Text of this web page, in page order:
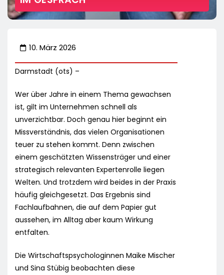
10. März 2026
Darmstadt (ots) –
Wer über Jahre in einem Thema gewachsen
ist, gilt im Unternehmen schnell als
unverzichtbar. Doch genau hier beginnt ein
Missverständnis, das vielen Organisationen
teuer zu stehen kommt. Denn zwischen
einem geschätzten Wissensträger und einer
strategisch relevanten Expertenrolle liegen
Welten. Und trotzdem wird beides in der Praxis
häufig gleichgesetzt. Das Ergebnis sind
Fachlaufbahnen, die auf dem Papier gut
aussehen, im Alltag aber kaum Wirkung
entfalten.
Die Wirtschaftspsychologinnen Maike Mischer
und Sina Stübig beobachten diese